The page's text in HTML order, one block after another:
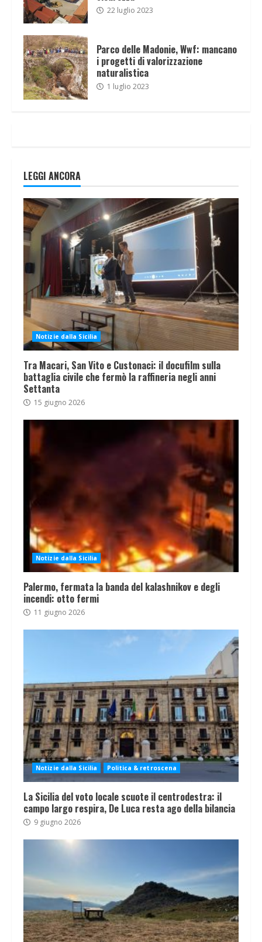
22 luglio 2023
Parco delle Madonie, Wwf: mancano
i progetti di valorizzazione
naturalistica
1 luglio 2023
LEGGI ANCORA
Notizie dalla Sicilia
Tra Macari, San Vito e Custonaci: il docufilm sulla
battaglia civile che fermò la raffineria negli anni
Settanta
15 giugno 2026
Notizie dalla Sicilia
Palermo, fermata la banda del kalashnikov e degli
incendi: otto fermi
11 giugno 2026
Notizie dalla Sicilia Politica & retroscena
La Sicilia del voto locale scuote il centrodestra: il
campo largo respira, De Luca resta ago della bilancia
9 giugno 2026